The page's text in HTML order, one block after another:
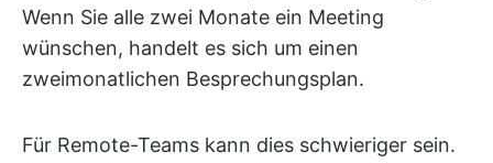
Wenn Sie alle zwei Monate ein Meeting
wünschen, handelt es sich um einen
zweimonatlichen Besprechungsplan.
Für Remote-Teams kann dies schwieriger sein.